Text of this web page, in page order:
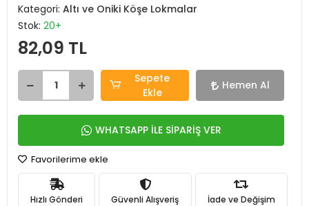
Kategori: Altı ve Oniki Köşe Lokmalar
Stok: 20+
82,09 TL
Sepete
Ekle
Hemen Al
WHATSAPP İLE SİPARİŞ VER
Favorilerime ekle
Hızlı Gönderi Güvenli Alışveriş İade ve Değişim